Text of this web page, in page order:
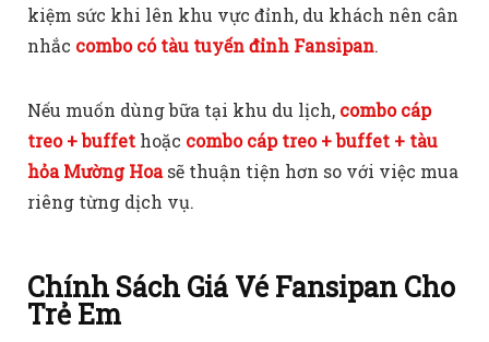
kiệm sức khi lên khu vực đỉnh, du khách nên cân
nhắc combo có tàu tuyến đỉnh Fansipan.
Nếu muốn dùng bữa tại khu du lịch, combo cáp
treo + buffet hoặc combo cáp treo + buffet + tàu
hỏa Mường Hoasẽ thuận tiện hơn so với việc mua
riêng từng dịch vụ.
Chính Sách Giá Vé Fansipan Cho
Trẻ Em